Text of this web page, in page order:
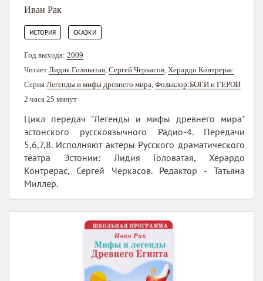
Иван Рак
ИСТОРИЯ СКАЗКИ
Год выхода: 2009
Читает Лидия Головатая, Сергей Черкасов, Херардо Контрерас
Серия Легенды и мифы древнего мира, Фольклор:БОГИ и ГЕРОИ
2 часа 25 минут
Цикл передач "Легенды и мифы древнего мира"
эстонского русскоязычного Радио-4. Передачи
5,6,7,8. Исполняют актёры Русского драматического
театра Эстонии: Лидия Головатая, Херардо
Контрерас, Сергей Черкасов. Редактор - Татьяна
Миллер.